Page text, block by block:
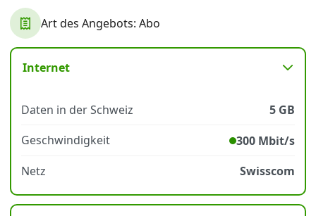
Art des Angebots: Abo
Internet
Daten in der Schweiz
5 GB
Geschwindigkeit
300 Mbit/s
Netz
Swisscom